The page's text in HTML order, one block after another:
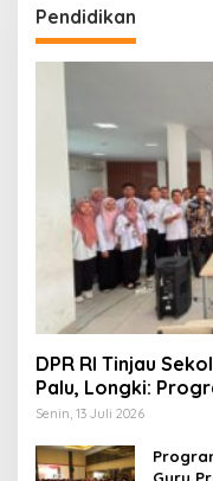
Pendidikan
DPR RI Tinjau
Palu, Longki:
Anak Miskin
Senin, 13 Juli 2026